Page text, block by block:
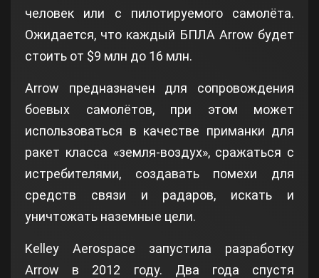
человек или с пилотируемого самолёта.
Ожидается, что каждый БПЛА Arrow будет
стоить от $9 млн до 16 млн.
Arrow предназначен для сопровождения
боевых самолётов, при этом может
использоваться в качестве приманки для
ракет класса «земля-воздух», сражаться с
истребителями, создавать помехи для
средств связи и радаров, искать и
уничтожать наземные цели.
Kelley Aerospace запустила разработку
Arrow в 2012 году. Два года спустя